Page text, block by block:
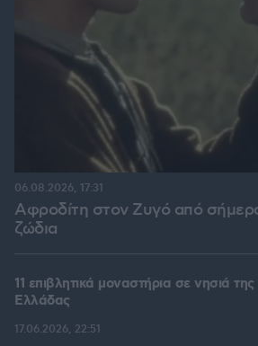
Αφροδίτη στον Ζυγό από
ζώδια
06.08.2026, 17:31
11 επιβλητικά μοναστήρια σε νησιά της
Ελλάδας
17.06.2026, 22:51